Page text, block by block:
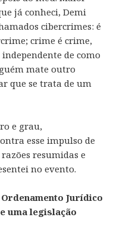
já conheci, Demi
cibercrimes: é
crime é crime,
independente de como
mate outro
que se trata de um
e grau,
esse impulso de
resumidas e
no evento.
Jurídico
uma legislação